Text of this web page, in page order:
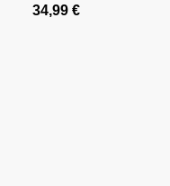
34,99 €